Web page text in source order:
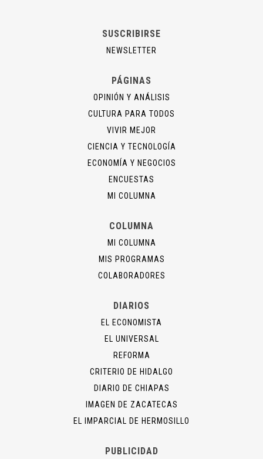
SUSCRIBIRSE
NEWSLETTER
PÁGINAS
OPINIÓN Y ANÁLISIS
CULTURA PARA TODOS
VIVIR MEJOR
CIENCIA Y TECNOLOGÍA
ECONOMÍA Y NEGOCIOS
ENCUESTAS
MI COLUMNA
COLUMNA
MI COLUMNA
MIS PROGRAMAS
COLABORADORES
DIARIOS
EL ECONOMISTA
EL UNIVERSAL
REFORMA
CRITERIO DE HIDALGO
DIARIO DE CHIAPAS
IMAGEN DE ZACATECAS
EL IMPARCIAL DE HERMOSILLO
PUBLICIDAD